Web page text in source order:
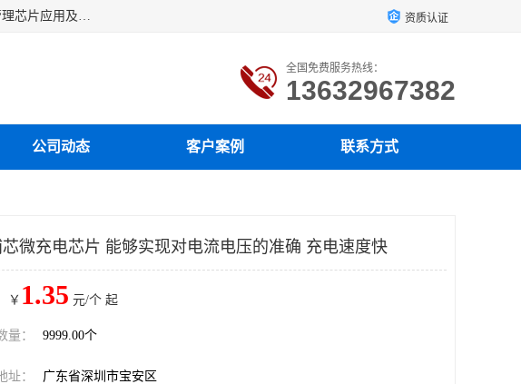
深圳市蓝鲸源科技有限公司是一家专注于开关型充电管理IC、线性充电管理IC、升压充电管理IC等各类电池充电管理芯片应用及芯片销售的企业，多年来公司为众多企业解决充电应用难题，设计缺陷，EMC超量等问题，是一家以充电技术指导为核心的充电芯片销售公司。 资质认证
全国免费服务热线：
13632967382
公司动态 客户案例 联系方式
芯微充电芯片 能够实现对电流电压的准确 充电速度快
￥ 1.35 元/个 起
量： 9999.00个
址： 广东省深圳市宝安区